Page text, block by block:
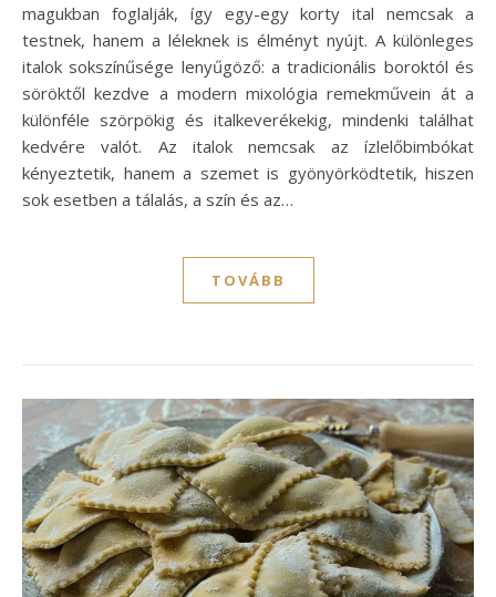
magukban foglalják, így egy-egy korty ital nemcsak a
testnek, hanem a léleknek is élményt nyújt. A különleges
italok sokszínűsége lenyűgöző: a tradicionális boroktól és
söröktől kezdve a modern mixológia remekművein át a
különféle szörpökig és italkeverékekig, mindenki találhat
kedvére valót. Az italok nemcsak az ízlelőbimbókat
kényeztetik, hanem a szemet is gyönyörködtetik, hiszen
sok esetben a tálalás, a szín és az…
TOVÁBB